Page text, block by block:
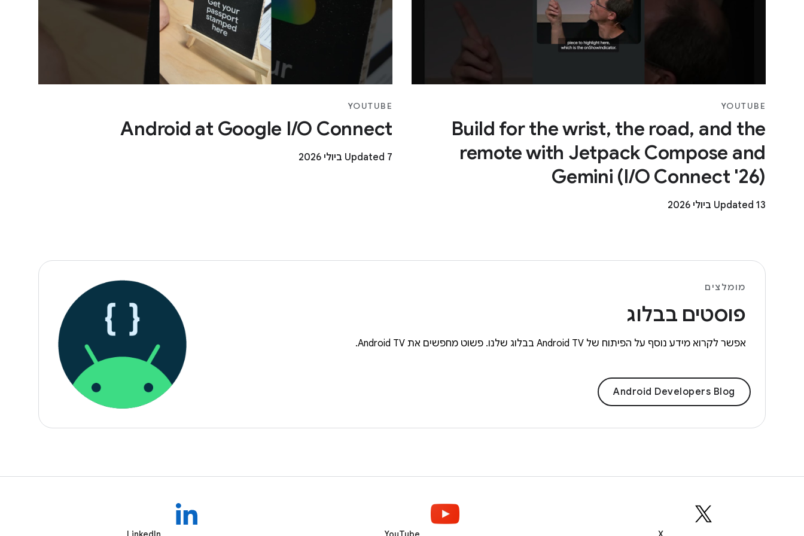
YOUTUBE
Build for the wrist, the road, and the
remote with Jetpack Compose and
Gemini (I/O Connect '26)
Updated 13 ביולי 2026
YOUTUBE
Android at Google I/O Connect
Updated 7 ביולי 2026
מומלצים
פוסטים בבלוג
אפשר לקרוא מידע נוסף על הפיתוח של Android TV בבלוג שלנו. פשוט מחפשים את Android TV.
Android Developers Blog